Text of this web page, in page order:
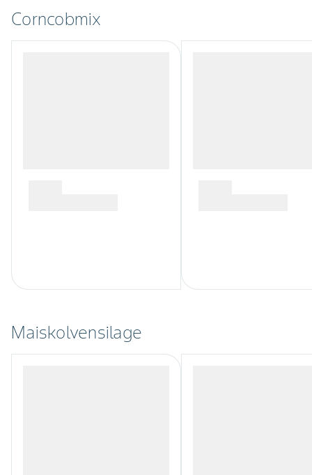
Corncobmix
Maiskolvensilage